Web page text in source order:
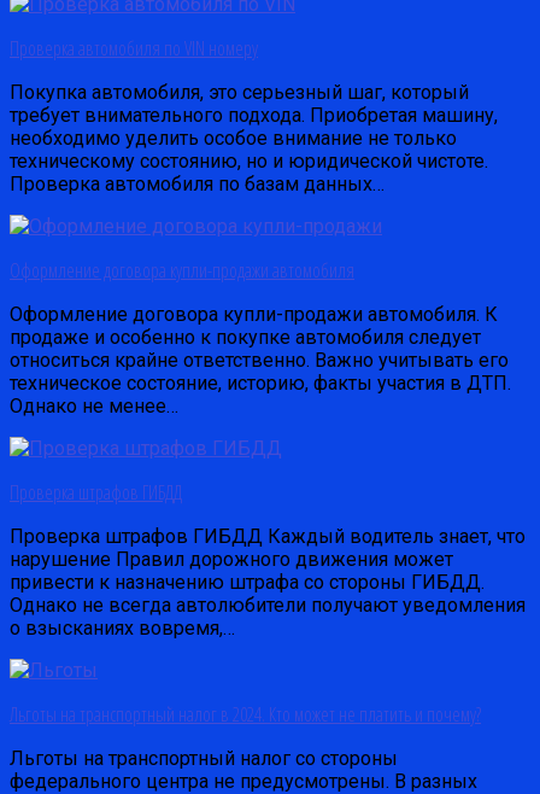
Проверка автомобиля по VIN номеру
Покупка автомобиля, это серьезный шаг, который
требует внимательного подхода. Приобретая машину,
необходимо уделить особое внимание не только
техническому состоянию, но и юридической чистоте.
Проверка автомобиля по базам данных…
Оформление договора купли-продажи автомобиля
Оформление договора купли-продажи автомобиля. К
продаже и особенно к покупке автомобиля следует
относиться крайне ответственно. Важно учитывать его
техническое состояние, историю, факты участия в ДТП.
Однако не менее…
Проверка штрафов ГИБДД
Проверка штрафов ГИБДД Каждый водитель знает, что
нарушение Правил дорожного движения может
привести к назначению штрафа со стороны ГИБДД.
Однако не всегда автолюбители получают уведомления
о взысканиях вовремя,…
Льготы на транспортный налог в 2024. Кто может не платить и почему?
Льготы на транспортный налог со стороны
федерального центра не предусмотрены. В разных